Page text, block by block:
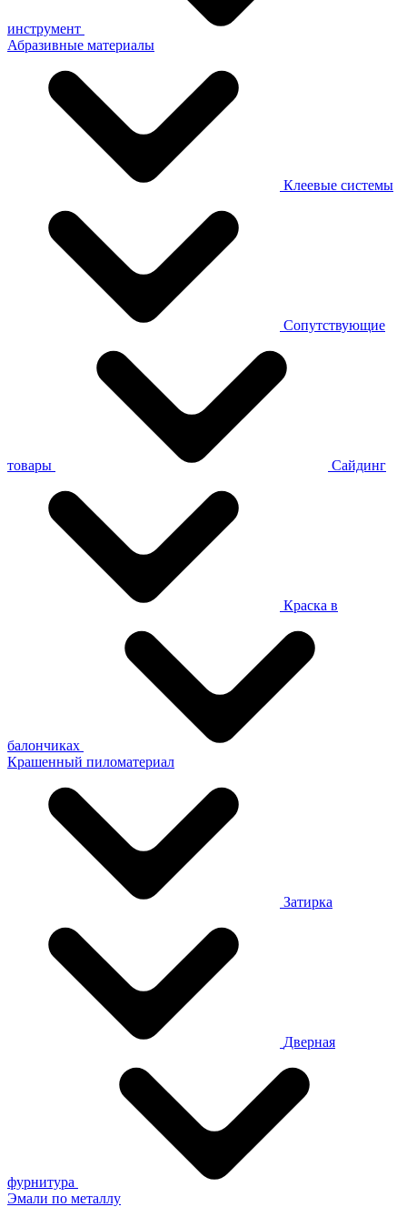
инструмент
Абразивные материалы
Клеевые системы
Сопутствующие
товары Сайдинг
Краска в
балончиках
Крашенный пиломатериал
Затирка
Дверная
фурнитура
Эмали по металлу